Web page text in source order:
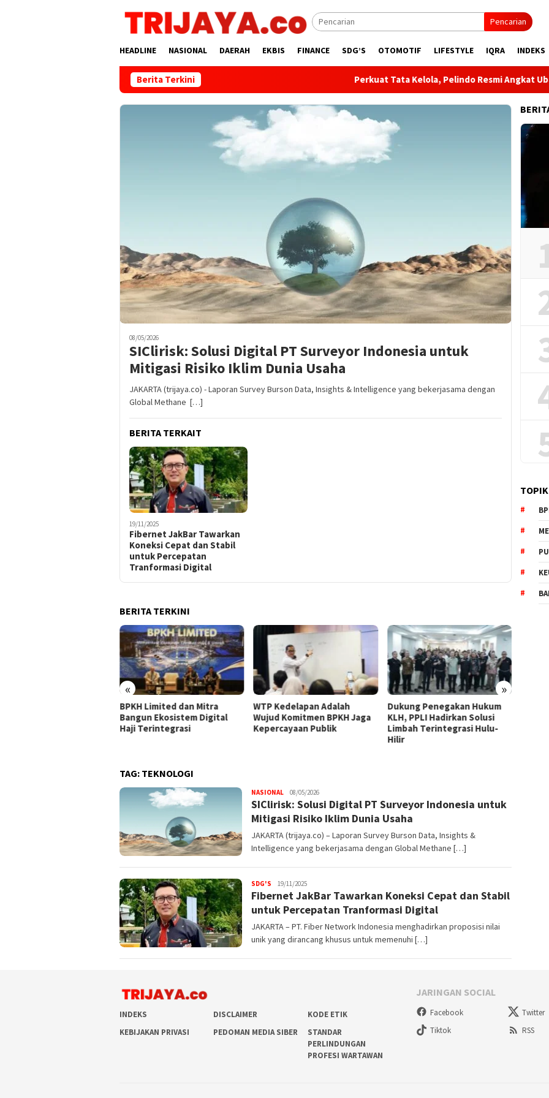
Pencarian
HEADLINE NASIONAL DAERAH EKBIS FINANCE SDG’S OTOMOTIF LIFESTYLE IQRA INDEKS
Berita Terkini ​Perkuat Tata Kelola, Pelindo Resmi Angkat
08/05/2026
​SIClirisk: Solusi Digital PT Surveyor Indonesia untuk
Mitigasi Risiko Iklim Dunia Usaha
JAKARTA (trijaya.co) - Laporan Survey Burson Data, Insights & Intelligence yang bekerjasama dengan
Global Methane […]
BERITA TERKAIT
19/11/2025
Fibernet JakBar Tawarkan
Koneksi Cepat dan Stabil
untuk Percepatan
Tranformasi Digital
BERITA TERKINI
« »
BPKH Limited dan Mitra
Bangun Ekosistem Digital
Haji Terintegrasi
WTP Kedelapan Adalah
Wujud Komitmen BPKH Jaga
Kepercayaan Publik
Dukung Penegakan Hukum
KLH, PPLI Hadirkan Solusi
Limbah Terintegrasi Hulu-
Hilir
TAG: TEKNOLOGI
NASIONAL Trijaya
.co
08/05/2026
​SIClirisk: Solusi Digital PT Surveyor Indonesia untuk
Mitigasi Risiko Iklim Dunia Usaha
JAKARTA (trijaya.co) – Laporan Survey Burson Data, Insights &
Intelligence yang bekerjasama dengan Global Methane […]
SDG'S Trijaya
.co
19/11/2025
Fibernet JakBar Tawarkan Koneksi Cepat dan Stabil
untuk Percepatan Tranformasi Digital
JAKARTA – PT. Fiber Network Indonesia menghadirkan proposisi nilai
unik yang dirancang khusus untuk memenuhi […]
INDEKS DISCLAIMER
KODE ETIK
KEBIJAKAN PRIVASI
PEDOMAN MEDIA SIBER
STANDAR
PERLINDUNGAN
PROFESI WARTAWAN
JARINGAN SOCIAL
Facebook Twitter
Tiktok
RSS